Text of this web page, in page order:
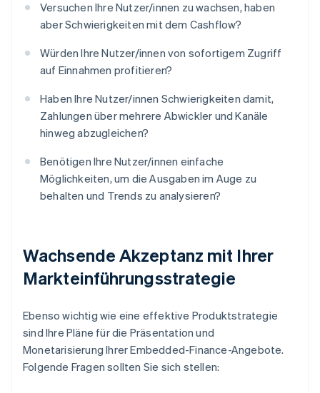
Versuchen Ihre Nutzer/innen zu wachsen, haben
aber Schwierigkeiten mit dem Cashflow?
Würden Ihre Nutzer/innen von sofortigem Zugriff
auf Einnahmen profitieren?
Haben Ihre Nutzer/innen Schwierigkeiten damit,
Zahlungen über mehrere Abwickler und Kanäle
hinweg abzugleichen?
Benötigen Ihre Nutzer/innen einfache
Möglichkeiten, um die Ausgaben im Auge zu
behalten und Trends zu analysieren?
Wachsende Akzeptanz mit Ihrer
Markteinführungsstrategie
Ebenso wichtig wie eine effektive Produktstrategie
sind Ihre Pläne für die Präsentation und
Monetarisierung Ihrer Embedded-Finance-Angebote.
Folgende Fragen sollten Sie sich stellen: